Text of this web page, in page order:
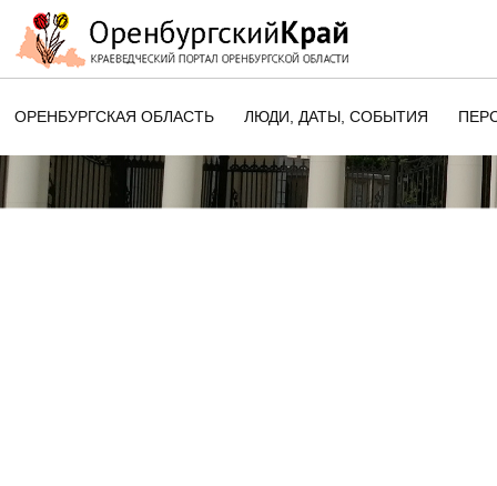
ОРЕНБУРГСКАЯ ОБЛАСТЬ ЛЮДИ, ДАТЫ, CОБЫТИЯ
ЭТОТ ДЕНЬ В ИСТОРИИ
ОРЕНБУРГСКОГО КРАЯ